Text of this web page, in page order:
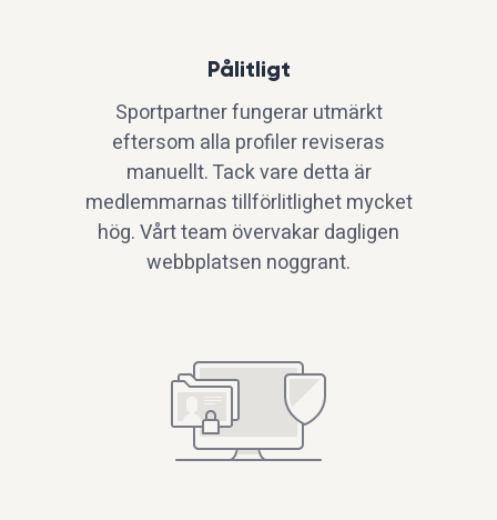
Pålitligt
Sportpartner fungerar utmärkt
eftersom alla profiler reviseras
manuellt. Tack vare detta är
medlemmarnas tillförlitlighet mycket
hög. Vårt team övervakar dagligen
webbplatsen noggrant.